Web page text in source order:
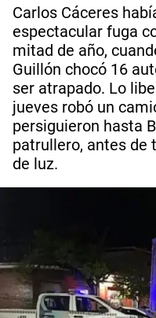
Carlos Cáceres
espectacular fuga
mitad de año,
Guillón chocó 16
ser atrapado. Lo
jueves robó un
persiguieron hasta
patrullero, antes de
de luz.